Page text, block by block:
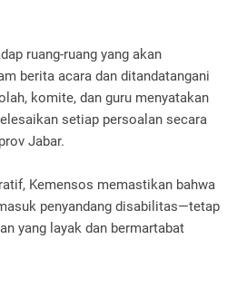
ruang-ruang yang akan
berita acara dan ditandatangani
komite, dan guru menyatakan
setiap persoalan secara
Jabar.
Kemensos memastikan bahwa
penyandang disabilitas—tetap
yang layak dan bermartabat